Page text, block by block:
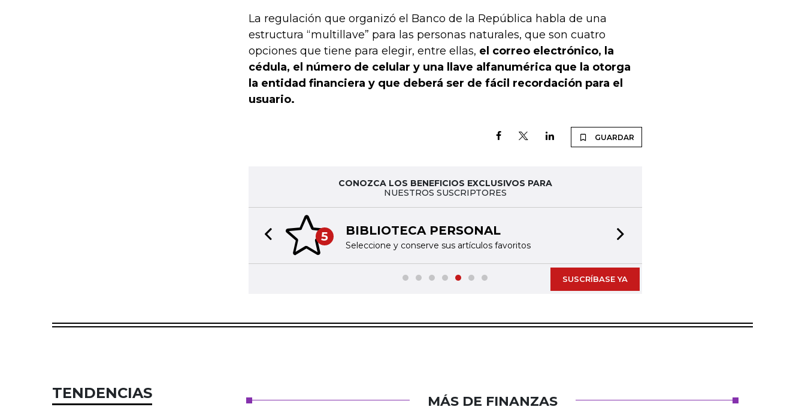
La regulación que organizó el Banco de la República habla de una
estructura “multillave” para las personas naturales, que son cuatro
opciones que tiene para elegir, entre ellas, el correo electrónico, la
cédula, el número de celular y una llave alfanumérica que la otorga
la entidad financiera y que deberá ser de fácil recordación para el
usuario.
GUARDAR
CONOZCA LOS BENEFICIOS EXCLUSIVOS PARA
NUESTROS SUSCRIPTORES
5 BIBLIOTECA PERSONAL
Seleccione y conserve sus artículos favoritos
Previous slide
SUSCRÍBASE YA
TENDENCIAS MÁS DE FINANZAS